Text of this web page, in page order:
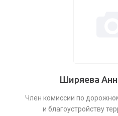
Ширяева
Член комиссии по
и благоустройству